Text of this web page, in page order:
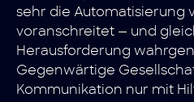
sehr die Automatisierung
voranschreitet — und
Herausforderung
Gegenwärtige
Kommunikation nur mit